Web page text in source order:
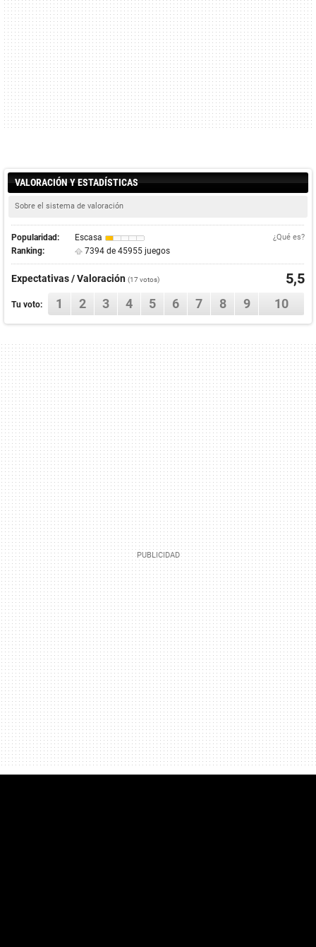
VALORACIÓN Y ESTADÍSTICAS
Sobre el sistema de valoración
Popularidad: Escasa ¿Qué es?
Ranking: 7394 de 45955 juegos
Expectativas / Valoración (17votos) 5,5
Tu voto: 1 2 3 4 5 6 7 8 9 10